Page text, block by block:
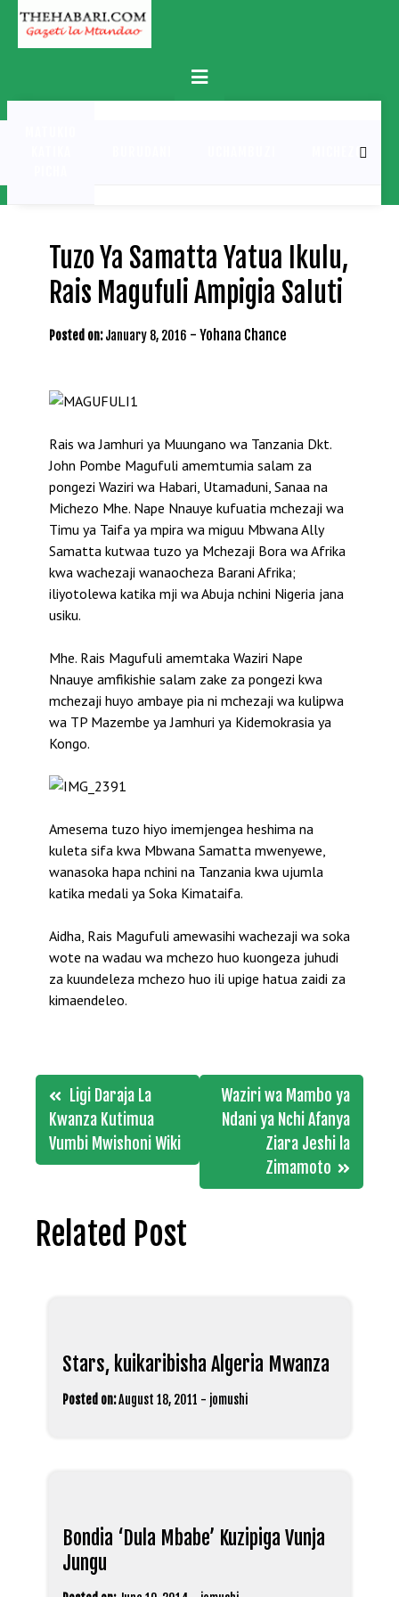
Skip
content
Primary
Menu
MICHEZO
Tuzo Ya Samatta Yatua Ikulu,
Rais Magufuli Ampigia Saluti
Posted on: January 8, 2016 - Yohana Chance
Rais wa Jamhuri ya Muungano wa Tanzania Dkt.
John Pombe Magufuli amemtumia salam za
pongezi Waziri wa Habari, Utamaduni, Sanaa na
Michezo Mhe. Nape Nnauye kufuatia mchezaji wa
Timu ya Taifa ya mpira wa miguu Mbwana Ally
Samatta kutwaa tuzo ya Mchezaji Bora wa Afrika
kwa wachezaji wanaocheza Barani Afrika;
iliyotolewa katika mji wa Abuja nchini Nigeria jana
usiku.
Mhe. Rais Magufuli amemtaka Waziri Nape
Nnauye amfikishie salam zake za pongezi kwa
mchezaji huyo ambaye pia ni mchezaji wa kulipwa
wa TP Mazembe ya Jamhuri ya Kidemokrasia ya
Kongo.
Amesema tuzo hiyo imemjengea heshima na
kuleta sifa kwa Mbwana Samatta mwenyewe,
wanasoka hapa nchini na Tanzania kwa ujumla
katika medali ya Soka Kimataifa.
Aidha, Rais Magufuli amewasihi wachezaji wa soka
wote na wadau wa mchezo huo kuongeza juhudi
za kuundeleza mchezo huo ili upige hatua zaidi za
kimaendeleo.
Post
navigation
Ligi Daraja La
Kwanza Kutimua
Vumbi Mwishoni Wiki
Waziri wa Mambo ya
Ndani ya Nchi Afanya
Ziara Jeshi la
Zimamoto
Related Post
Stars, kuikaribisha Algeria Mwanza
Posted on:August 18, 2011 - jomushi
Bondia ‘Dula Mbabe’ Kuzipiga Vunja
Jungu